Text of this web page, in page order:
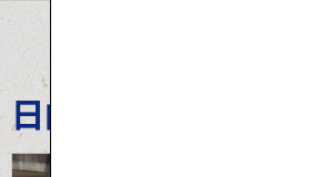
日向ひょっとこ夏祭り